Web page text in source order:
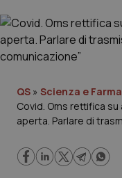
Cronache
Governo e
Regioni e Asl
Lavoro e
QS » Scienza e
Covid. Oms rettifica
aperta. Parlare di